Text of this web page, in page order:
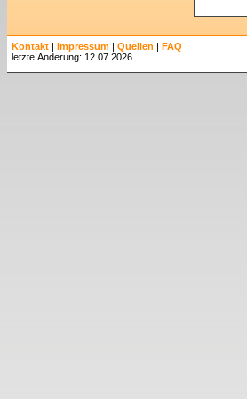
Kontakt | Impressum | Quellen | FAQ
letzte Änderung: 12.07.2026